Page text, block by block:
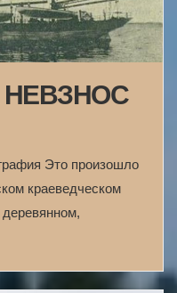
НЕВЗНОС
Это произошло
краеведческом